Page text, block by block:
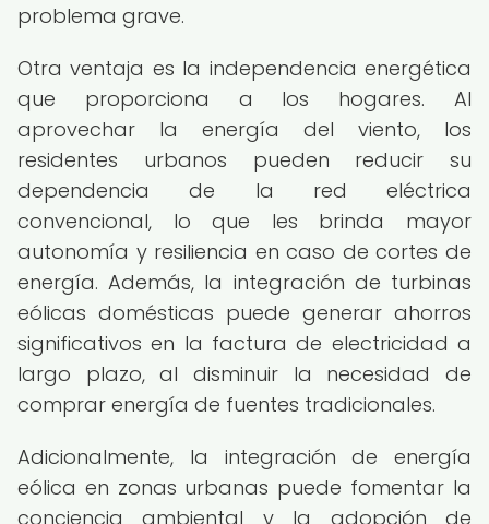
problema grave.
Otra ventaja es la independencia energética
que proporciona a los hogares. Al
aprovechar la energía del viento, los
residentes urbanos pueden reducir su
dependencia de la red eléctrica
convencional, lo que les brinda mayor
autonomía y resiliencia en caso de cortes de
energía. Además, la integración de turbinas
eólicas domésticas puede generar ahorros
significativos en la factura de electricidad a
largo plazo, al disminuir la necesidad de
comprar energía de fuentes tradicionales.
Adicionalmente, la integración de energía
eólica en zonas urbanas puede fomentar la
conciencia ambiental y la adopción de